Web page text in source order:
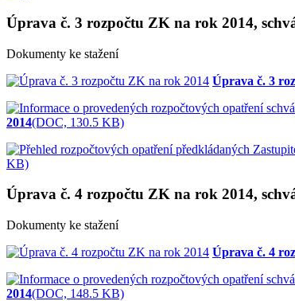
Úprava č. 3 rozpočtu ZK na rok 2014,
Dokumenty ke stažení
Úprava č. 3
2014(DOC, 130.5 KB)
KB)
Úprava č. 4 rozpočtu ZK na rok 2014,
Dokumenty ke stažení
Úprava č. 4
2014(DOC, 148.5 KB)